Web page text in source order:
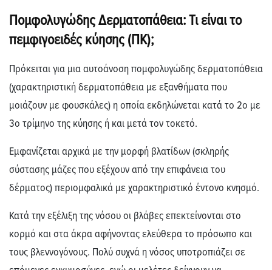
Πομφολυγώδης Δερματοπάθεια: Τι είναι το
πεμφιγοειδές κύησης (ΠΚ);
Πρόκειται για μια αυτοάνοση πομφολυγώδης δερματοπάθεια
(χαρακτηριστική δερματοπάθεια με εξανθήματα που
μοιάζουν με φουσκάλες) η οποία εκδηλώνεται κατά το 2ο με
3ο τρίμηνο της κύησης ή και μετά τον τοκετό.
Εμφανίζεται αρχικά με την μορφή βλατίδων (σκληρής
σύστασης μάζες που εξέχουν από την επιφάνεια του
δέρματος) περιομφαλικά με χαρακτηριστικό έντονο κνησμό.
Κατά την εξέλιξη της νόσου οι βλάβες επεκτείνονται στο
κορμό και στα άκρα αφήνοντας ελεύθερα το πρόσωπο και
τους βλεννογόνους. Πολύ συχνά η νόσος υποτροπιάζει σε